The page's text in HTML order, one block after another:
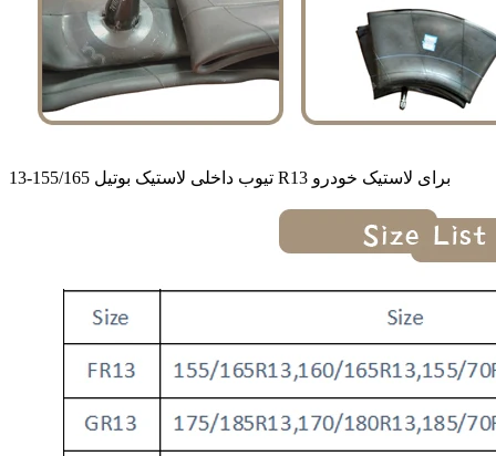
تیوب داخلی لاستیک بوتیل 155/165-13 R13 برای لاستیک خودرو